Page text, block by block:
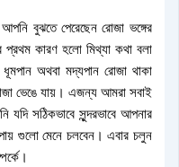
বুঝতে পেরেছেন রোজা ভঙ্গের
কারণ হলো মিথ্যা কথা বলা
অথবা মদ্যপান রোজা থাকা
ভেঙে যায়। এজন্য আমরা সবাই
যদি সঠিকভাবে সুন্দরভাবে আপনার
গুলো মেনে চলবেন। এবার চলুন